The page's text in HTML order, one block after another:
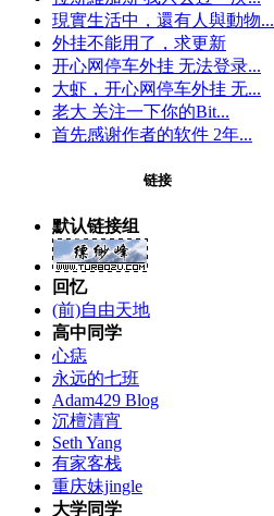
現實生活中，還有人與動物...
外挂不能用了，求更新
开心网停车外挂 无法登录...
大虾，开心网停车外挂 无...
老大 关注一下你的Bit...
首先感谢作者的软件 2年...
链接
默认链接组
回忆
(前)自由天地
高中同学
心痣
永远的七班
Adam429 Blog
沉檀清宵
Seth Yang
有家客栈
重庆妹jingle
大学同学